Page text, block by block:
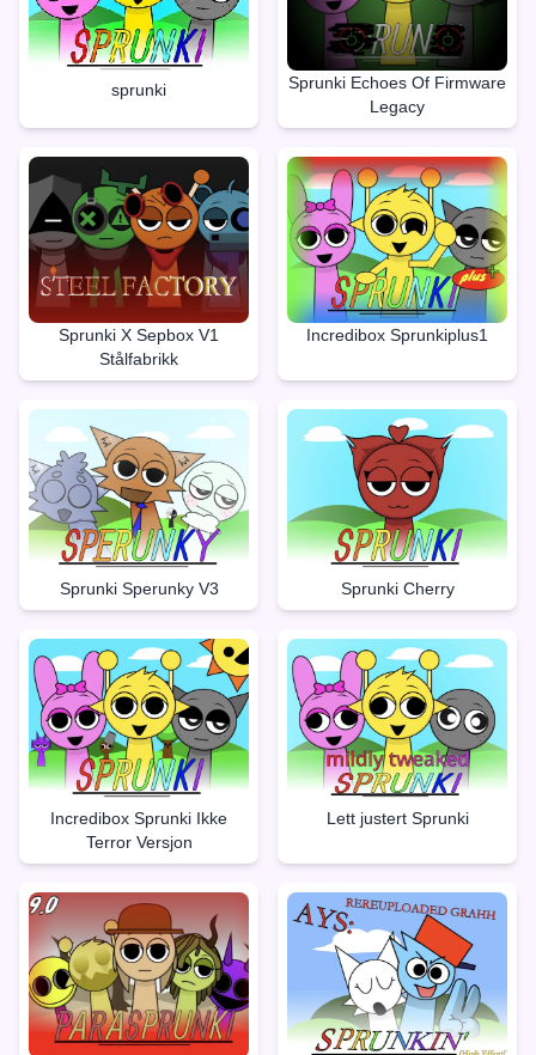
sprunki
Sprunki Echoes Of Firmware
Legacy
Sprunki X Sepbox V1
Stålfabrikk
Incredibox Sprunkiplus1
Sprunki Sperunky V3 Sprunki Cherry
Incredibox Sprunki Ikke
Terror Versjon
Lett justert Sprunki